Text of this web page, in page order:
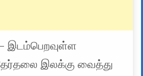
இடம்பெறவுள்ள
இலக்கு வைத்து